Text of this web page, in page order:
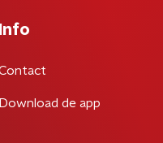
Info
Download de app